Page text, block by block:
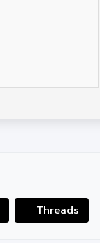
Threads